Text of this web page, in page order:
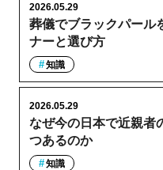
葬儀でブラックパール
ナーと選び方
2026.05.29
知識
なぜ今の日本で近親者
つあるのか
2026.05.29
知識